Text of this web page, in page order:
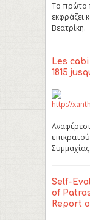
Το πρώτο
εκφράζει
Βεατρίκη.
Les
1815
Συμμαχίας.
Self-
of
Report